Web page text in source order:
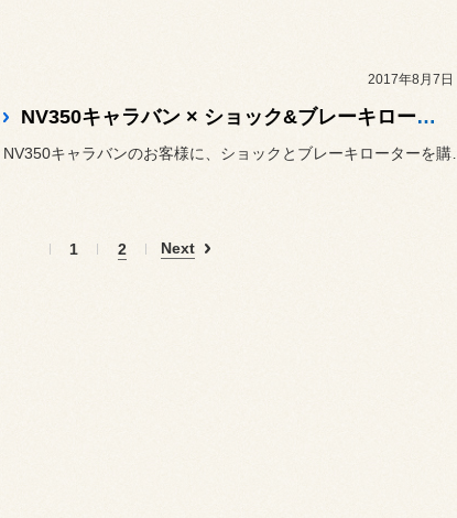
2017年8月7日
NV350キャラバン × ショック&ブレーキローター交換
1 2 Next